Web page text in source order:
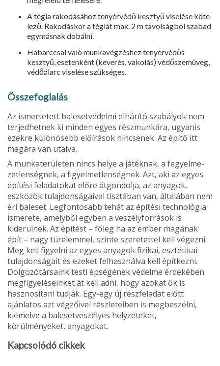
A tégla rakodásához tenyérvédő kesztyű viselése köte­
lező. Rakodáskor a téglát max. 2 m távolságból szabad
egymásnak dobálni.
Habarccsal való munkavégzéshez tenyérvédős
kesztyű, esetenként (keverés, vakolás) védőszemüveg,
védőálarc viselése szükséges.
Összefoglalás
Az ismertetett balesetvédelmi elhárító szabályok nem
ter­jedhetnek ki minden egyes részmunkára, ugyanis
ezekre különösebb előírások nincsenek. Az építő itt
magára van utalva.
A munkaterületen nincs helye a játéknak, a fegyelme­
zetlenségnek, a figyelmetlenségnek. Azt, aki az egyes
építési feladatokat előre átgondolja, az anyagok,
eszközök tulajdonságaival tisztában van, általában nem
éri baleset. Legfontosabb tehát az építési technológia
ismerete, amely­ből egyben a veszélyforrások is
kiderülnek. Az építést – főleg ha az ember magának
épít – nagy türelemmel, szinte szeretettel kell végezni.
Meg kell figyelni az egyes anyagok fizikai, esztétikai
tulajdonságait és ezeket felhasz­nálva kell építkezni.
Dolgozótársaink testi épségének vé­delme érdekében
megfigyeléseinket át kell adni, hogy azokat ők is
hasznosítani tudják. Egy-egy új részfeladat előtt
ajánlatos azt végzőivel részleteiben is megbeszélni,
kiemelve a balesetveszélyes helyzeteket,
körülményeket, anyagokat.
Kapcsolódó cikkek